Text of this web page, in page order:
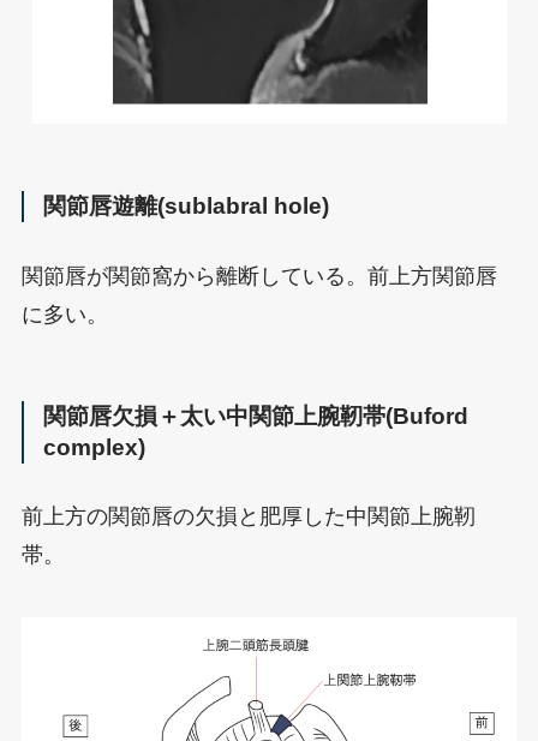
関節唇遊離(sublabral hole)
関節唇が関節窩から離断している。前上方関節唇
に多い。
関節唇欠損＋太い中関節上腕靭帯(Buford
complex)
前上方の関節唇の欠損と肥厚した中関節上腕靭
帯。